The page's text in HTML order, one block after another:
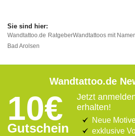
Wandtattoo.de RatgeberWandtattoos mit
Bad Arolsen
Wandtattoo.de
10€
Gutschein
Jetzt
erhalten!
Neue
exklusive